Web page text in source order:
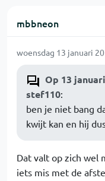
mbbneon
woensdag 13 januari
Op 13
stef110:
ben je niet bang
kwijt kan en hij
Dat valt op zich wel
iets mis met de